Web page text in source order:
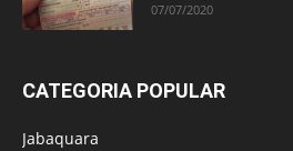
07/07/2020
CATEGORIA POPULAR
Jabaquara